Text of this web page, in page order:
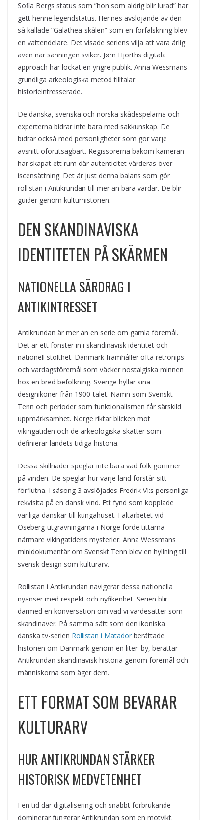
Sofia Bergs status som ”hon som aldrig blir lurad” har
gett henne legendstatus. Hennes avslöjande av den
så kallade ”Galathea-skålen” som en förfalskning blev
en vattendelare. Det visade seriens vilja att vara ärlig
även när sanningen sviker. Jørn Hjorths digitala
approach har lockat en yngre publik. Anna Wessmans
grundliga arkeologiska metod tilltalar
historieintresserade.
De danska, svenska och norska skådespelarna och
experterna bidrar inte bara med sakkunskap. De
bidrar också med personligheter som gör varje
avsnitt oförutsägbart. Regissörerna bakom kameran
har skapat ett rum där autenticitet värderas över
iscensättning. Det är just denna balans som gör
rollistan i Antikrundan till mer än bara värdar. De blir
guider genom kulturhistorien.
DEN SKANDINAVISKA
IDENTITETEN PÅ SKÄRMEN
NATIONELLA SÄRDRAG I
ANTIKINTRESSET
Antikrundan är mer än en serie om gamla föremål.
Det är ett fönster in i skandinavisk identitet och
nationell stolthet. Danmark framhåller ofta retronips
och vardagsföremål som väcker nostalgiska minnen
hos en bred befolkning. Sverige hyllar sina
designikoner från 1900-talet. Namn som Svenskt
Tenn och perioder som funktionalismen får särskild
uppmärksamhet. Norge riktar blicken mot
vikingatiden och de arkeologiska skatter som
definierar landets tidiga historia.
Dessa skillnader speglar inte bara vad folk gömmer
på vinden. De speglar hur varje land förstår sitt
förflutna. I säsong 3 avslöjades Fredrik VI:s personliga
rekvisita på en dansk vind. Ett fynd som kopplade
vanliga danskar till kungahuset. Fältarbetet vid
Oseberg-utgrävningarna i Norge förde tittarna
närmare vikingatidens mysterier. Anna Wessmans
minidokumentär om Svenskt Tenn blev en hyllning till
svensk design som kulturarv.
Rollistan i Antikrundan navigerar dessa nationella
nyanser med respekt och nyfikenhet. Serien blir
därmed en konversation om vad vi värdesätter som
skandinaver. På samma sätt som den ikoniska
danska tv-serien Rollistan i Matador berättade
historien om Danmark genom en liten by, berättar
Antikrundan skandinavisk historia genom föremål och
människorna som äger dem.
ETT FORMAT SOM BEVARAR
KULTURARV
HUR ANTIKRUNDAN STÄRKER
HISTORISK MEDVETENHET
I en tid där digitalisering och snabbt förbrukande
dominerar fungerar Antikrundan som en motvikt.